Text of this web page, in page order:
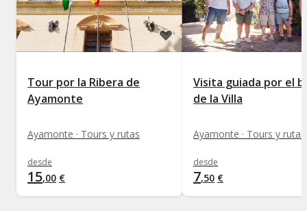
Tour por la Ribera de
Ayamonte
Ayamonte · Tours y rutas
desde
15,00 €
Visita guiada por el
de la Villa
Ayamonte · Tours y rutas
desde
7,50 €